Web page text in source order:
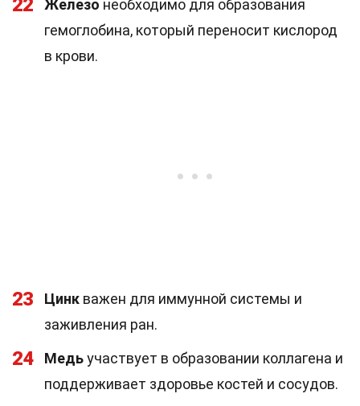
22 Железо необходимо для образования
гемоглобина, который переносит кислород
в крови.
23 Цинк важен для иммунной системы и
заживления ран.
24 Медьучаствует в образовании коллагена и
поддерживает здоровье костей и сосудов.